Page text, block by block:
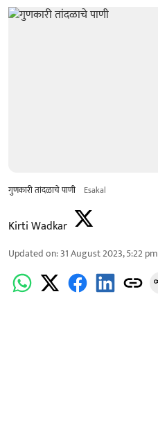
गुणकारी तांदळाचे पाणी Esakal
Kirti Wadkar
Updated on:31 August 2023, 5:22 pm